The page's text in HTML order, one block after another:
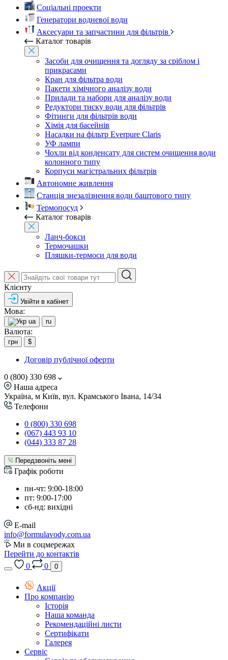
Соціальні проекти
Генератори водневої води
Аксесуари та запчастини для фільтрів
Каталог товарів
Засоби для очищення та догляду за сріблом і
прикрасами
Кран для фільтра води
Пакети хімічного аналізу води
Прилади та набори для аналізу води
Редуктори тиску води для фільтрів
Фітинги для фільтрів води
Хімія для басейнів
Насадки на фільтр Everpure Claris
УФ лампи
Чохли від конденсату для систем очищення води
колонного типу
Корпуси магістральних фільтрів
Автономне живлення
Станція знезалізнення води баштового типу
Термопосуд
Каталог товарів
Ланч-бокси
Термочашки
Пляшки-термоси для води
Клієнту
Увійти в кабінет
Мова:
ua ru
Валюта:
грн $
Договір публічної оферти
0 (800) 330 698
Наша адреса
Україна, м Київ, вул. Крамського Івана, 14/34
Телефони
0 (800) 330 698
(067) 443 93 10
(044) 333 87 28
Передзвоніть мені
Графік роботи
пн-чт: 9:00-18:00
пт: 9:00-17:00
сб-нд: вихідні
E-mail
info@formulavody.com.ua
Ми в соцмережах
Перейти до контактів
0
0 0
Акції
Про компанію
Історія
Наша команда
Рекомендаційні листи
Сертифікати
Галерея
Сервіс